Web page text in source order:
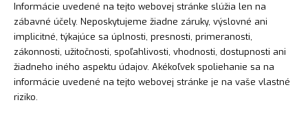
Informácie uvedené na tejto webovej stránke slúžia len na
zábavné účely. Neposkytujeme žiadne záruky, výslovné ani
implicitné, týkajúce sa úplnosti, presnosti, primeranosti,
zákonnosti, užitočnosti, spoľahlivosti, vhodnosti, dostupnosti ani
žiadneho iného aspektu údajov. Akékoľvek spoliehanie sa na
informácie uvedené na tejto webovej stránke je na vaše vlastné
riziko.